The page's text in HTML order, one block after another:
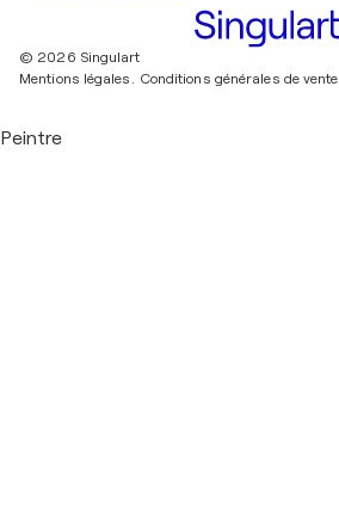
© 2026 Singulart
Mentions légales. Conditions générales de vente
Peintre